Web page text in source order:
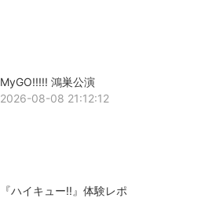
MyGO!!!!! 鴻巣公演
2026-08-08 21:12:12
『ハイキュー!!』体験レポ